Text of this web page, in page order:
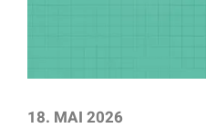
18. MAI 2026